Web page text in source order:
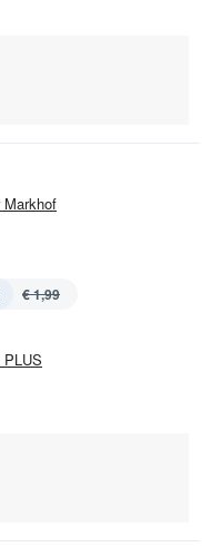
Markhof
€ 1,99